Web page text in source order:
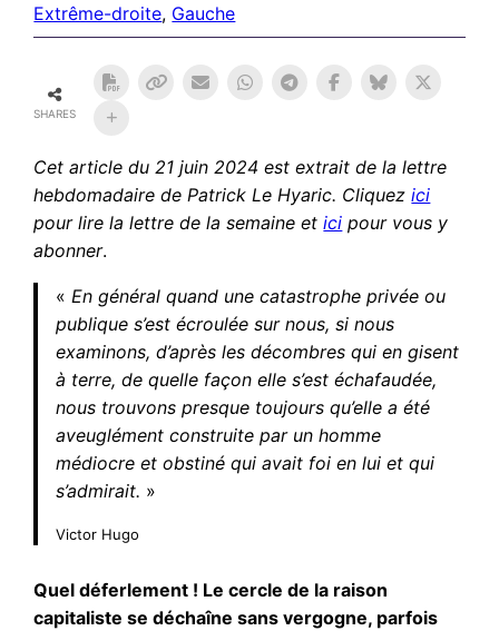
Extrême-droite, Gauche
SHARES
Cet article du 21 juin 2024 est extrait de la lettre
hebdomadaire de Patrick Le Hyaric. Cliquezici
pour lire la lettre de la semaine etici pour vous y
abonner.
« En général quand une catastrophe privée ou
publique s’est écroulée sur nous, si nous
examinons, d’après les décombres qui en gisent
à terre, de quelle façon elle s’est échafaudée,
nous trouvons presque toujours qu’elle a été
aveuglément construite par un homme
médiocre et obstiné qui avait foi en lui et qui
s’admirait. »
Victor Hugo
Quel déferlement ! Le cercle de la raison
capitaliste se déchaîne sans vergogne, parfois